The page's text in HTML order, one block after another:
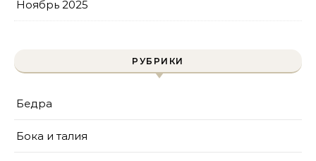
Ноябрь 2025
РУБРИКИ
Бедра
Бока и талия